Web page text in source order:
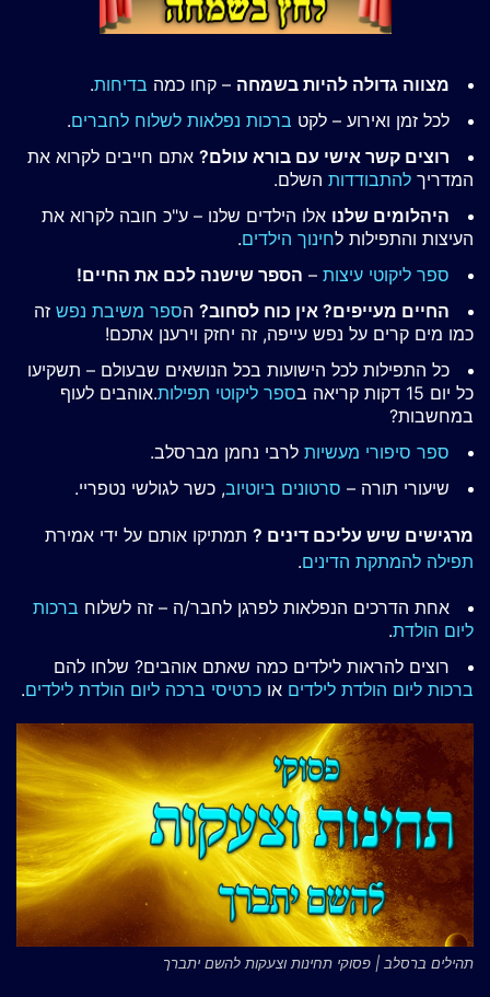
מצווה גדולה להיות בשמחה – קחו כמה בדיחות.
לכל זמן ואירוע – לקט ברכות נפלאות לשלוח לחברים.
רוצים קשר אישי עם בורא עולם? אתם חייבים לקרוא את
המדריך להתבודדות השלם.
היהלומים שלנו אלו הילדים שלנו – ע"כ חובה לקרוא את
העיצות והתפילות לחינוך הילדים.
ספר ליקוטי עיצות – הספר שישנה לכם את החיים!
החיים מעייפים? אין כוח לסחוב? הספר משיבת נפש זה
כמו מים קרים על נפש עייפה, זה יחזק וירענן אתכם!
כל התפילות לכל הישועות בכל הנושאים שבעולם – תשקיעו
כל יום 15 דקות קריאה ב
ספר ליקוטי תפילות.אוהבים לעוף
במחשבות?
ספר סיפורי מעשיות לרבי נחמן מברסלב.
שיעורי תורה – סרטונים ביוטיוב, כשר לגולשי נטפריי.
מרגישים שיש עליכם דינים ? תמתיקו אותם על ידי אמירת
תפילה להמתקת הדינים.
אחת הדרכים הנפלאות לפרגן לחבר/ה – זה לשלוח ברכות
ליום הולדת.
רוצים להראות לילדים כמה שאתם אוהבים? שלחו להם
ברכות ליום הולדת לילדים או כרטיסי ברכה ליום הולדת לילדים.
תהילים ברסלב | פסוקי תחינות וצעקות להשם יתברך